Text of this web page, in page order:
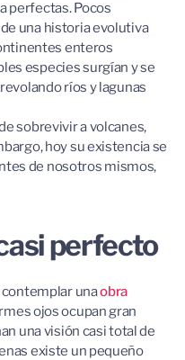
perfectas. Pocos
una historia evolutiva
enteros
especies surgían y se
ríos y lagunas
sobrevivir a volcanes,
hoy su existencia se
de nosotros mismos,
perfecto
contemplar unaobra
ojos ocupan gran
una visión casi total de
existe un pequeño